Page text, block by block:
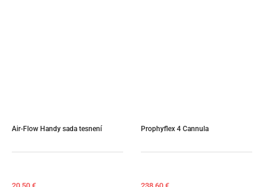
Air-Flow Handy sada tesnení Prophyflex 4 Cannula